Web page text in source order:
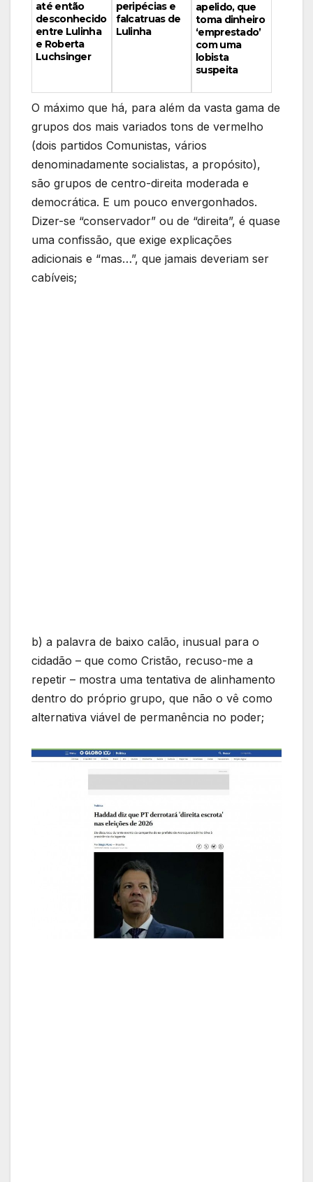
até então
desconhecido
entre Lulinha
e Roberta
Luchsinger
peripécias e
falcatruas de
Lulinha
apelido, que
toma dinheiro
‘emprestado’
com uma
lobista
suspeita
O máximo que há, para além da vasta gama de
grupos dos mais variados tons de vermelho
(dois partidos Comunistas, vários
denominadamente socialistas, a propósito),
são grupos de centro-direita moderada e
democrática. E um pouco envergonhados.
Dizer-se “conservador” ou de “direita”, é quase
uma confissão, que exige explicações
adicionais e “mas…”, que jamais deveriam ser
cabíveis;
b) a palavra de baixo calão, inusual para o
cidadão – que como Cristão, recuso-me a
repetir – mostra uma tentativa de alinhamento
dentro do próprio grupo, que não o vê como
alternativa viável de permanência no poder;